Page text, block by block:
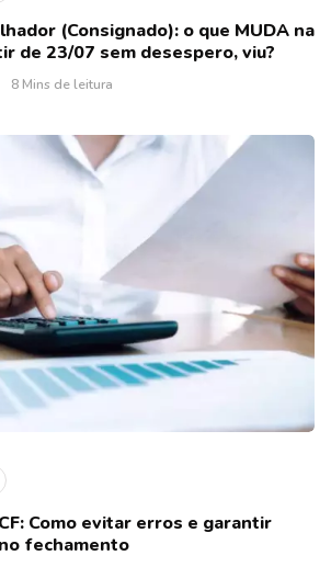
(Consignado): o que MUDA na
de 23/07 sem desespero, viu?
8 Mins de leitura
Como evitar erros e garantir
fechamento